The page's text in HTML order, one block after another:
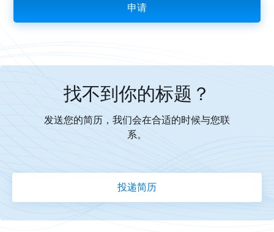
申请
找不到你的标题？
发送您的简历，我们会在合适的时候与您联
系。
投递简历